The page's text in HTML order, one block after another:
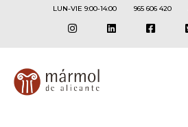
LUN-VIE 9:00-14:00 965 606 420